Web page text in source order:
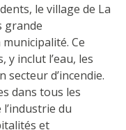
le village de La
grande
Ce
y inclut l’eau, les
secteur d’incendie.
dans tous les
du
et